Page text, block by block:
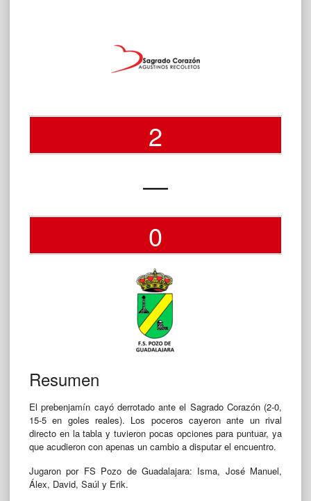
2
—
0
Resumen
El prebenjamín cayó derrotado ante el Sagrado Corazón (2-0,
15-5 en goles reales). Los poceros cayeron ante un rival
directo en la tabla y tuvieron pocas opciones para puntuar, ya
que acudieron con apenas un cambio a disputar el encuentro.
Jugaron por FS Pozo de Guadalajara: Isma, José Manuel,
Álex, David, Saúl y Erik.